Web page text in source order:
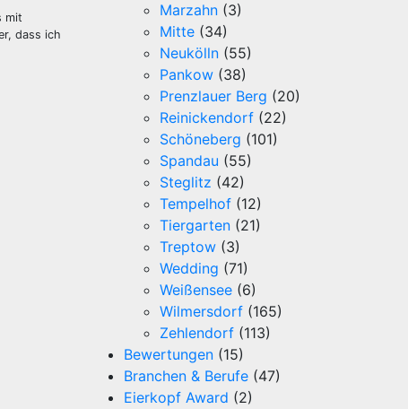
mit
dass ich
Marzahn (3)
Mitte (34)
Neukölln (55)
Pankow (38)
Prenzlauer Berg (20)
Reinickendorf (22)
Schöneberg (101)
Spandau (55)
Steglitz (42)
Tempelhof (12)
Tiergarten (21)
Treptow (3)
Wedding (71)
Weißensee (6)
Wilmersdorf (165)
Zehlendorf (113)
Bewertungen (15)
Branchen & Berufe (47)
Eierkopf Award (2)